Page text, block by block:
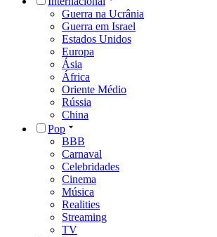
Guerra na Ucrânia
Guerra em Israel
Estados Unidos
Europa
Ásia
África
Oriente Médio
Rússia
China
Pop
BBB
Carnaval
Celebridades
Cinema
Música
Realities
Streaming
TV